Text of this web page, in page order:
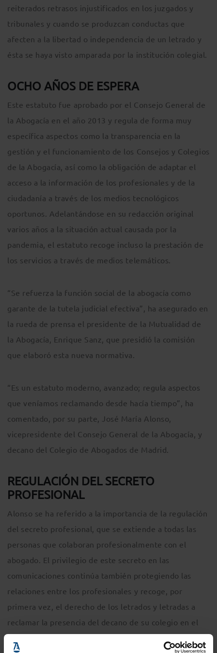
reiterados retrasos injustificados en los juzgados y
tribunales y cuando se produzcan conductas que
afecten a la libertad o independencia de un letrado y
ésta se haya visto amparada por la institución colegial.
OCHO AÑOS DE ESPERA
Este estatuto fue aprobado por el Consejo General de
la Abogacía en el año 2013 y regula de forma muy
específica aspectos como la transparencia en la
gestión y el funcionamiento de los Consejos y Colegios
de la Abogacía, así como la obligación de adaptar el
acceso a la información de los profesionales y de la
ciudadanía a través de los medios tecnológicos
oportunos. Adelantándose en su redacción original
varios años a la situación actual causada por la
pandemia, el estatuto recoge incluso la prestación de
los servicios a través de medios telemáticos.
“Se refuerza la función social de la abogacía como
garante de la tutela judicial efectiva”, ha asegurado en
la rueda de prensa el presidente de la Mutualidad de
la Abogacía, Enrique Sanz, que presidió la comisión
que elaboró esta nueva normativa.
“Es un estatuto moderno, avanzado; regula aspectos
que veníamos reclamando desde hacía tiempo”, ha
comentado, por su parte, José María Alonso,
vicepresidente del Consejo General de la Abogacía, y
decano del Colegio de Abogados de Madrid.
REGULACIÓN DEL SECRETO
PROFESIONAL
Alonso se ha referido a la importancia de la regulación
del secreto profesional, que se extiende a todas las
personas que colaboran profesionalmente con el
abogado. El privilegio de este secreto en las
comunicaciones continúa también protegiendo las
relaciones entre los profesionales y recoge, por
primera vez, el derecho de los letrados y letradas a
reclamar la presencia del decano de su colegio en el